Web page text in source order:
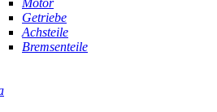
Motor
Getriebe
Achsteile
Bremsenteile